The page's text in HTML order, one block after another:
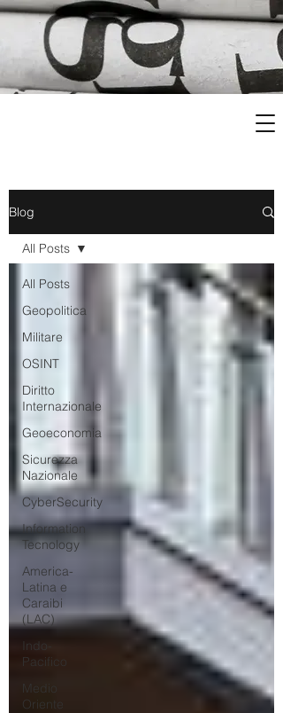
Blog
All Posts
Geopolitica
Militare
OSINT
Diritto
Internazionale
Geoeconomia
Sicurezza
Nazionale
CyberSecurity
Information
Tecnology
America-
Latina e
Caraibi
(LAC)
Indo-
Pacifico
Medio
Oriente
All Posts